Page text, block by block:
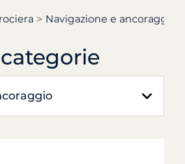
Navigazione e ancoraggio